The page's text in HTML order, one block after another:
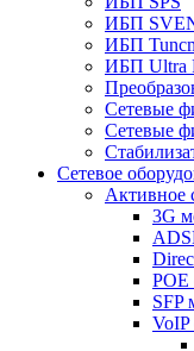
ИБП
ИБП
ИБП Ultra
Сетевые
Сетевые
Сетевое
Активное
3G
POE
SFP
VoIP